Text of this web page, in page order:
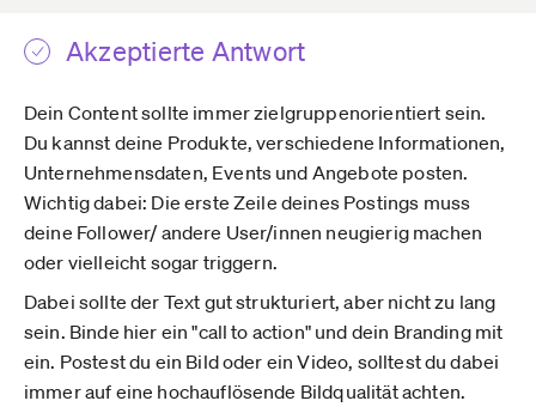
Akzeptierte Antwort
Dein Content sollte immer zielgruppenorientiert sein.
Du kannst deine Produkte, verschiedene Informationen,
Unternehmensdaten, Events und Angebote posten.
Wichtig dabei: Die erste Zeile deines Postings muss
deine Follower/ andere User/innen neugierig machen
oder vielleicht sogar triggern.
Dabei sollte der Text gut strukturiert, aber nicht zu lang
sein. Binde hier ein "call to action" und dein Branding mit
ein. Postest du ein Bild oder ein Video, solltest du dabei
immer auf eine hochauflösende Bildqualität achten.